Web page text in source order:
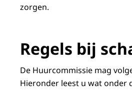
zorgen.
Regels bij
De Huurcommissie mag
Hieronder leest u wat onder